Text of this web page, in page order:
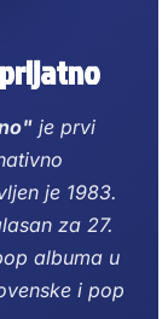
prijatno
je prvi
je 1983.
za 27.
albuma u
i pop